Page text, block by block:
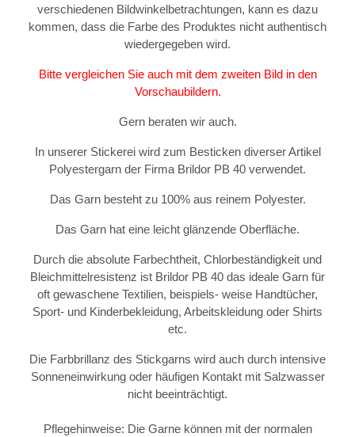
verschiedenen Bildwinkelbetrachtungen, kann es dazu
kommen, dass die Farbe des Produktes nicht authentisch
wiedergegeben wird.
Bitte vergleichen Sie auch mit dem zweiten Bild in den
Vorschaubildern.
Gern beraten wir auch.
In unserer Stickerei wird zum Besticken diverser Artikel
Polyestergarn der Firma Brildor PB 40 verwendet.
Das Garn besteht zu 100% aus reinem Polyester.
Das Garn hat eine leicht glänzende Oberfläche.
Durch die absolute Farbechtheit, Chlorbeständigkeit und
Bleichmittelresistenz ist Brildor PB 40 das ideale Garn für
oft gewaschene Textilien, beispiels- weise Handtücher,
Sport- und Kinderbekleidung, Arbeitskleidung oder Shirts
etc.
Die Farbbrillanz des Stickgarns wird auch durch intensive
Sonneneinwirkung oder häufigen Kontakt mit Salzwasser
nicht beeinträchtigt.
Pflegehinweise: Die Garne können mit der normalen